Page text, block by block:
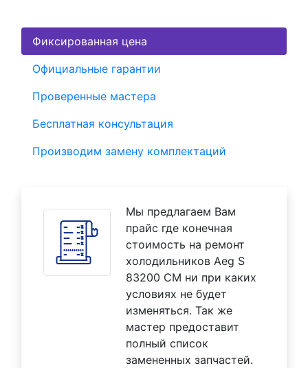
Фиксированная цена
Официальные гарантии
Проверенные мастера
Бесплатная консультация
Производим замену комплектаций
Мы предлагаем Вам
прайс где конечная
стоимость на ремонт
холодильников Aeg S
83200 CM ни при каких
условиях не будет
изменяться. Так же
мастер предоставит
полный список
замененных запчастей.